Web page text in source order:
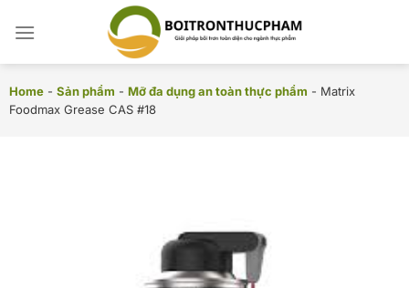
đến
Home - Sản phẩm - Mỡ đa dụng an toàn thực phẩm - Matrix
Foodmax Grease CAS #18